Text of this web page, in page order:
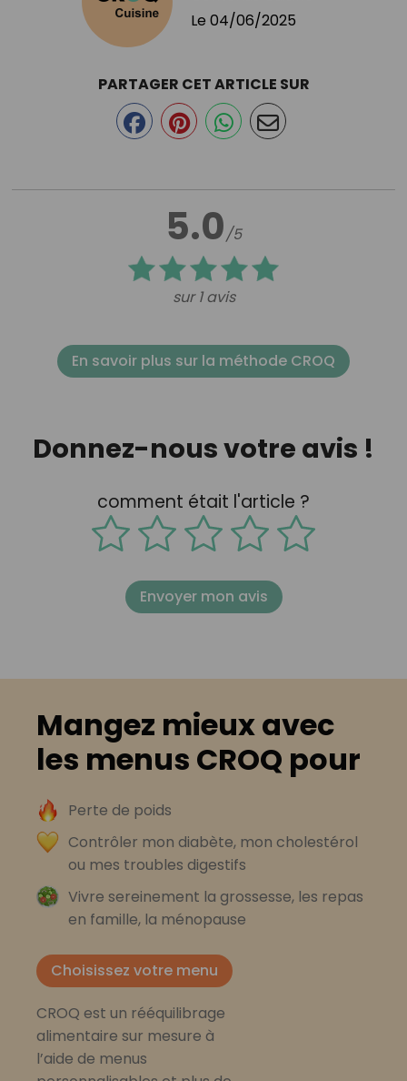
Le 04/06/2025
5.0/5
sur 1 avis
PARTAGER CET ARTICLE SUR
En savoir plus sur la méthode CROQ
Donnez-nous votre avis !
comment était l'article ?
Envoyer mon avis
Mangez mieux avec
les menus CROQ pour
Perte de poids
Contrôler mon diabète, mon cholestérol
ou mes troubles digestifs
Vivre sereinement la grossesse, les repas
en famille, la ménopause
Choisissez votre menu
CROQ est un rééquilibrage
alimentaire sur mesure à
l’aide de menus